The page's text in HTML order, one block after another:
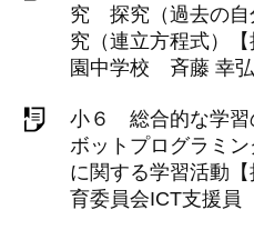
究 探究（過去の
究（連立方程式）
園中学校 斉藤 幸弘
小６ 総合的な学
ボットプログラミ
に関する学習活動
育委員会ICT支援